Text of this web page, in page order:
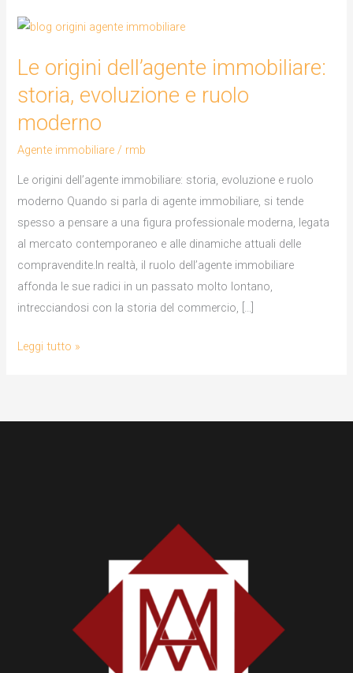
Le origini dell’agente immobiliare:
storia, evoluzione e ruolo
moderno
Agente immobiliare / rmb
Le origini dell’agente immobiliare: storia, evoluzione e ruolo
moderno Quando si parla di agente immobiliare, si tende
spesso a pensare a una figura professionale moderna, legata
al mercato contemporaneo e alle dinamiche attuali delle
compravendite.In realtà, il ruolo dell’agente immobiliare
affonda le sue radici in un passato molto lontano,
intrecciandosi con la storia del commercio, […]
Le
dell’agente
immobiliare:
evoluzione
e
ruolo
moderno
Leggi tutto »